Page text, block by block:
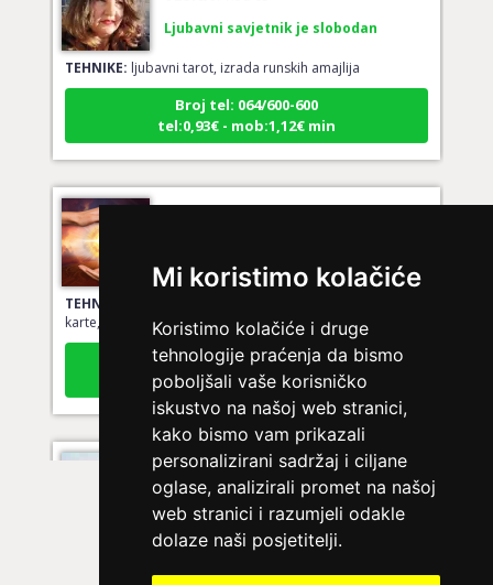
Mi koristimo kolačiće
Koristimo kolačiće i druge
tehnologije praćenja da bismo
poboljšali vaše korisničko
iskustvo na našoj web stranici,
kako bismo vam prikazali
personalizirani sadržaj i ciljane
oglase, analizirali promet na našoj
web stranici i razumjeli odakle
dolaze naši posjetitelji.
Ljubavni savjetnik je slobodan
TEHNIKE:ljubavni tarot, izrada runskih amajlija
Broj tel: 064/600-600
tel:0,93€ - mob:1,12€ min
TEHNIKE:
vedska astrologija (jyotish), reiki, tarot, oracle
karte, duhovni razgovori
Broj tel: 064/600-600
tel:0,93€ - mob:1,12€ min
STOJA
Ljubavni savjetnik je slobodan
tarot za ljubav